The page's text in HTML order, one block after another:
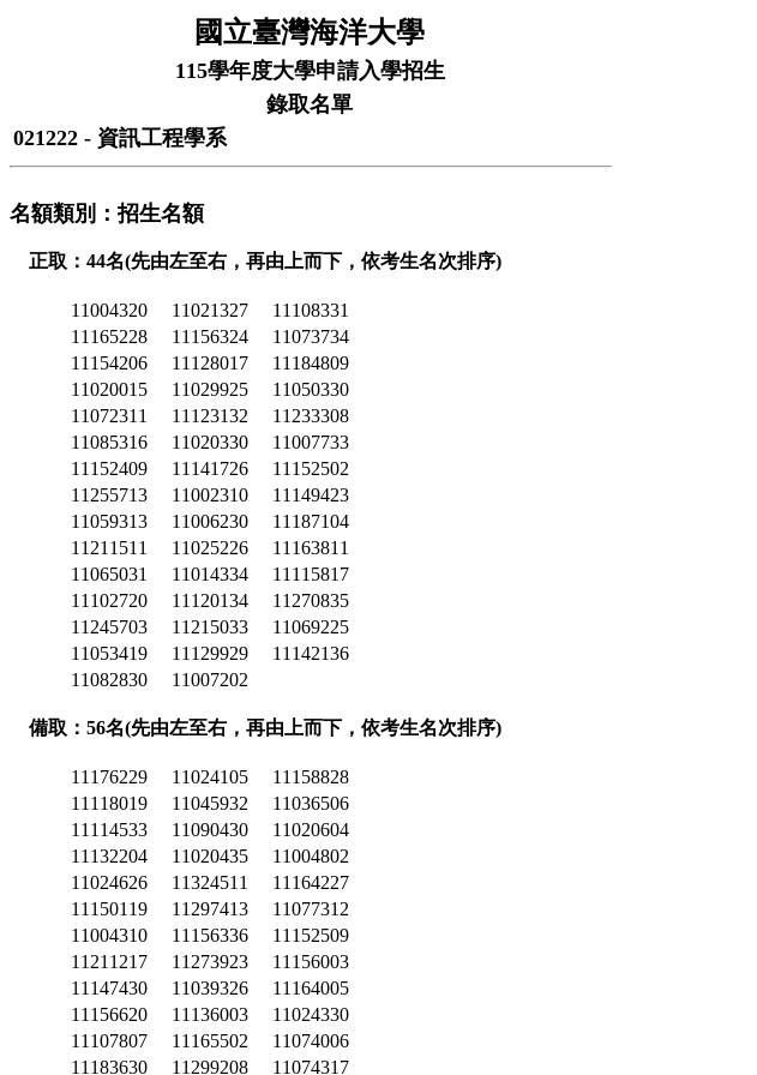
國立臺灣海洋大學
115學年度大學申請入學招生
錄取名單
021222 - 資訊工程學系
名額類別：招生名額
正取：44名(先由左至右，再由上而下，依考生名次排序)
11004320 11021327
11108331
11165228
11156324
11073734
11154206
11128017
11184809
11020015
11029925
11050330
11072311
11123132
11233308
11085316
11020330
11007733
11152409
11141726
11152502
11255713
11002310
11149423
11059313
11006230
11187104
11211511
11025226
11163811
11065031
11014334
11115817
11102720
11120134
11270835
11245703
11215033
11069225
11053419
11129929
11142136
11082830
11007202
備取：56名(先由左至右，再由上而下，依考生名次排序)
11176229 11024105
11158828
11118019
11045932
11036506
11114533
11090430
11020604
11132204
11020435
11004802
11024626
11324511
11164227
11150119
11297413
11077312
11004310
11156336
11152509
11211217
11273923
11156003
11147430
11039326
11164005
11156620
11136003
11024330
11107807
11165502
11074006
11183630
11299208 11074317